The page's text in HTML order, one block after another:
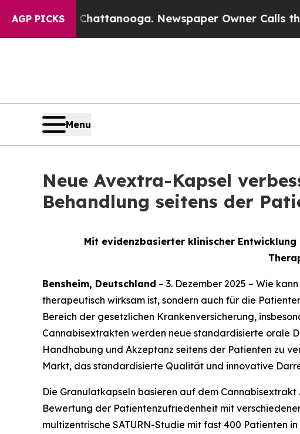
AGP PICKS
in Chattanooga. Newspaper Owner Calls the
Menu
Neue Avextra-Kapsel
Behandlung seitens der
Mit evidenzbasierter klinischer
Bensheim, Deutschland – 3. Dezember 2025 – Wie
therapeutisch wirksam ist, sondern auch für die
Bereich der gesetzlichen Krankenversicherung,
Cannabisextrakten werden neue standardisierte orale
Handhabung und Akzeptanz seitens der Patienten zu
Markt, das standardisierte Qualität und innovative
Die Granulatkapseln basieren auf dem
Bewertung der Patientenzufriedenheit mit
multizentrische SATURN-Studie mit fast 400 Patienten